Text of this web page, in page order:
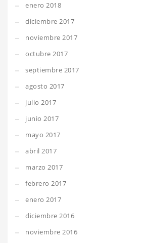
enero 2018
diciembre 2017
noviembre 2017
octubre 2017
septiembre 2017
agosto 2017
julio 2017
junio 2017
mayo 2017
abril 2017
marzo 2017
febrero 2017
enero 2017
diciembre 2016
noviembre 2016